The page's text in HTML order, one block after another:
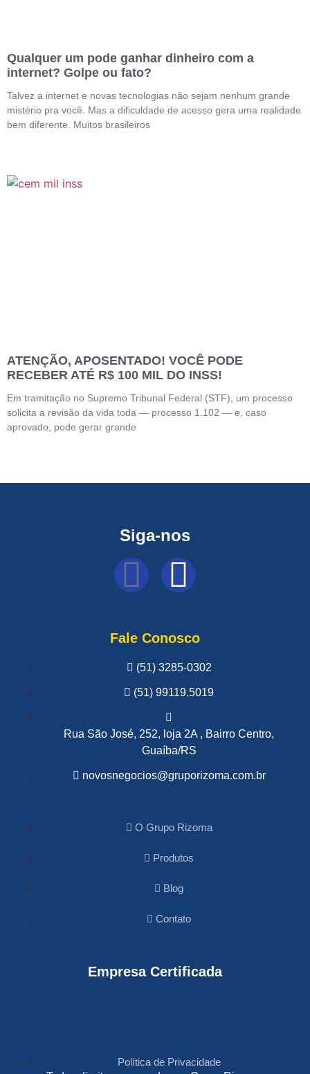
Qualquer um pode ganhar dinheiro com a
internet? Golpe ou fato?
Talvez a internet e novas tecnologias não sejam nenhum grande
mistério pra você. Mas a dificuldade de acesso gera uma realidade
bem diferente. Muitos brasileiros
ATENÇÃO, APOSENTADO! VOCÊ PODE
RECEBER ATÉ R$ 100 MIL DO INSS!
Em tramitação no Supremo Tribunal Federal (STF), um processo
solicita a revisão da vida toda — processo 1.102 — e, caso
aprovado, pode gerar grande
Siga-nos
Fale Conosco
(51) 3285-0302
(51) 99119.5019
Rua São José, 252, loja 2A , Bairro Centro,
Guaíba/RS
novosnegocios@gruporizoma.com.br
O Grupo Rizoma
Produtos
Blog
Contato
Empresa Certificada
Política de Privacidade